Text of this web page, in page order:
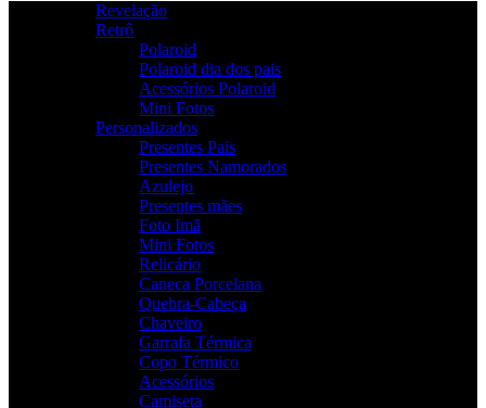
Revelação
Retrô
Polaroid
Polaroid dia dos pais
Acessórios Polaroid
Mini Fotos
Personalizados
Presentes Pais
Presentes Namorados
Azulejo
Presentes mães
Foto Imã
Mini Fotos
Relicário
Caneca Porcelana
Quebra-Cabeça
Chaveiro
Garrafa Térmica
Copo Térmico
Acessórios
Camiseta